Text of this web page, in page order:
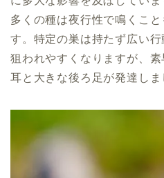
多くの種は夜行性で鳴くこ
す。特定の巣は持たず広い
狙われやすくなりますが、
耳と大きな後ろ足が発達しま